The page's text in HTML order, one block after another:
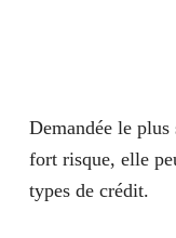
Demandée le
fort risque, elle
types de crédit.